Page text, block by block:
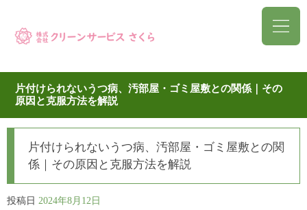
片付けられないうつ病、汚部屋・ゴミ屋敷との関係｜その
原因と克服方法を解説
片付けられないうつ病、汚部屋・ゴミ屋敷との関
係｜その原因と克服方法を解説
投稿日 2024年8月12日